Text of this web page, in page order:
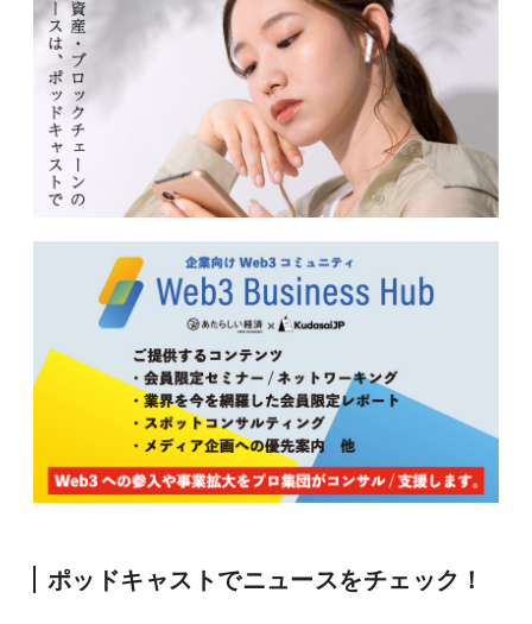
ポッドキャストでニュースをチェック！